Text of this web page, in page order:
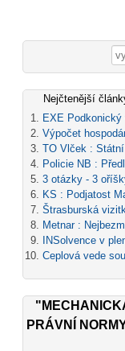
Nejčtenější
EXE
Výpočet
TO Vlček :
Policie NB :
3 otázky - 3
KS : Podjatost
Štrasburská
Metnar :
INSolvence v
Ceplová vede
PRÁVNÍ